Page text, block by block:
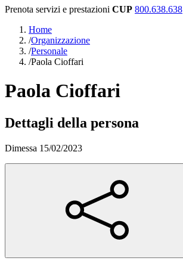
Prenota servizi e prestazioni CUP 800.638.638
Home
/Organizzazione
/Personale
/Paola Cioffari
Paola Cioffari
Dettagli della persona
Dimessa 15/02/2023